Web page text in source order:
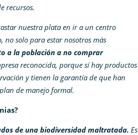
recursos.
nuestra plata en ir a un centro
no solo para estar nosotros más
a la población a no comprar
reconocida, porque sí hay productos
y tienen la garantía de que han
de manejo formal.
de una biodiversidad maltratada. Es